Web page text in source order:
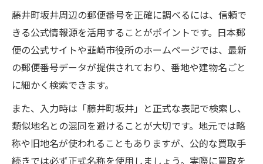
藤井町坂井周辺の郵便番号を正確に調べるには、信頼で
きる公式情報源を活用することがポイントです。日本郵
便の公式サイトや韮崎市役所のホームページでは、最新
の郵便番号データが提供されており、番地や建物名ごと
に細かく検索できます。
また、入力時は「藤井町坂井」と正式な表記で検索し、
類似地名との混同を避けることが大切です。地元では略
称や旧地名が使われることもありますが、公的な買取手
続きでは必ず正式名称を使用しましょう。実際に買取を